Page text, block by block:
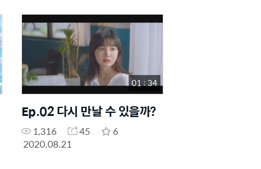
01 : 34
Ep.02 다시 만날 수 있을까?
1,316 45
6
2020.08.21